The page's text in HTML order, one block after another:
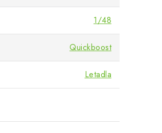
1/48
Quickboost
Letadla